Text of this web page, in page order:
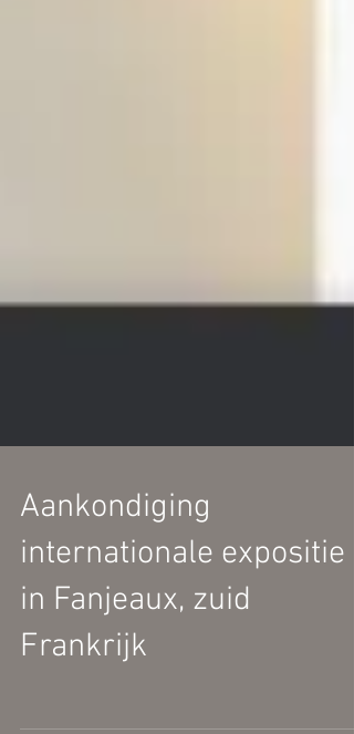
Aankondiging
internationale expositie
in Fanjeaux, zuid